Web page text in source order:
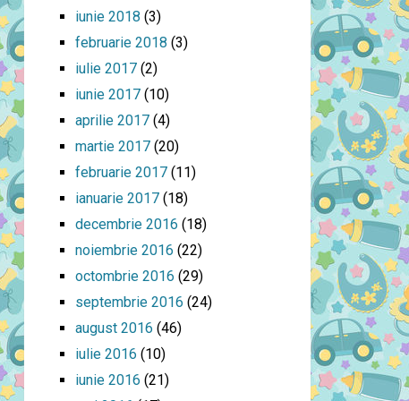
iunie 2018 (3)
februarie 2018 (3)
iulie 2017 (2)
iunie 2017 (10)
aprilie 2017 (4)
martie 2017 (20)
februarie 2017 (11)
ianuarie 2017 (18)
decembrie 2016 (18)
noiembrie 2016 (22)
octombrie 2016 (29)
septembrie 2016 (24)
august 2016 (46)
iulie 2016 (10)
iunie 2016 (21)